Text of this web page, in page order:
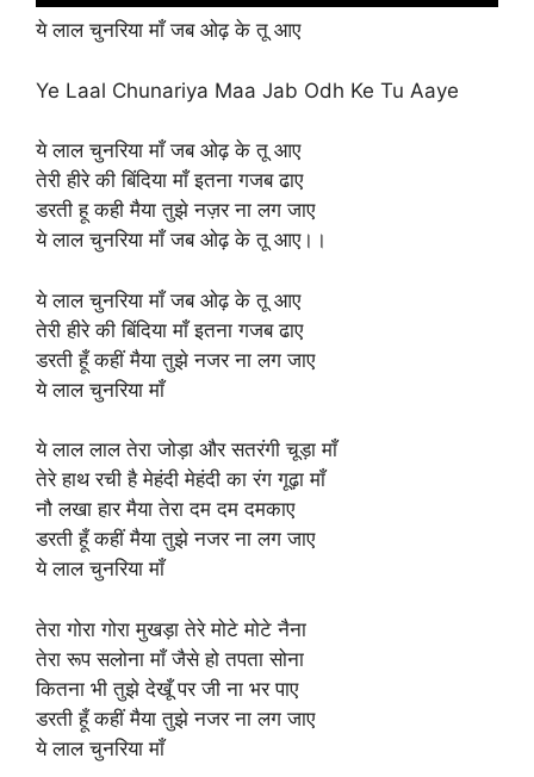
ये लाल चुनरिया माँ जब ओढ़ के तू आए
Ye Laal Chunariya Maa Jab Odh Ke Tu Aaye
ये लाल चुनरिया माँ जब ओढ़ के तू आए
तेरी हीरे की बिंदिया माँ इतना गजब ढाए
डरती हू कही मैया तुझे नज़र ना लग जाए
ये लाल चुनरिया माँ जब ओढ़ के तू आए।।
ये लाल चुनरिया माँ जब ओढ़ के तू आए
तेरी हीरे की बिंदिया माँ इतना गजब ढाए
डरती हूँ कहीं मैया तुझे नजर ना लग जाए
ये लाल चुनरिया माँ
ये लाल लाल तेरा जोड़ा और सतरंगी चूड़ा माँ
तेरे हाथ रची है मेहंदी मेहंदी का रंग गूढ़ा माँ
नौ लखा हार मैया तेरा दम दम दमकाए
डरती हूँ कहीं मैया तुझे नजर ना लग जाए
ये लाल चुनरिया माँ
तेरा गोरा गोरा मुखड़ा तेरे मोटे मोटे नैना
तेरा रूप सलोना माँ जैसे हो तपता सोना
कितना भी तुझे देखूँ पर जी ना भर पाए
डरती हूँ कहीं मैया तुझे नजर ना लग जाए
ये लाल चुनरिया माँ